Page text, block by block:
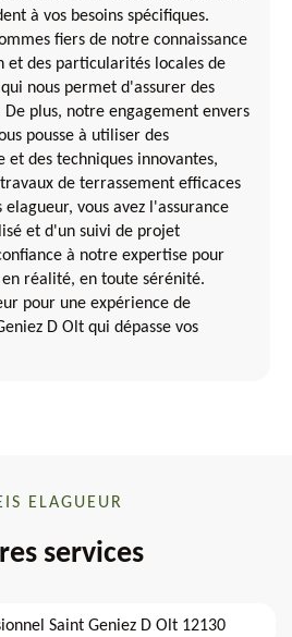
à vos besoins spécifiques.
fiers de notre connaissance
et des particularités locales de
nous permet d'assurer des
plus, notre engagement envers
pousse à utiliser des
et des techniques innovantes,
de terrassement efficaces
elagueur, vous avez l'assurance
et d'un suivi de projet
à notre expertise pour
réalité, en toute sérénité.
pour une expérience de
D Olt qui dépasse vos
ELAGUEUR
services
Saint Geniez D Olt 12130